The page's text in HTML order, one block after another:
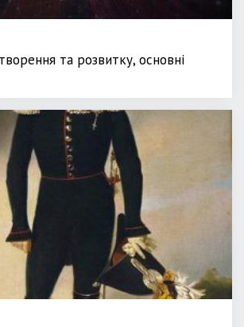
та розвитку, основні